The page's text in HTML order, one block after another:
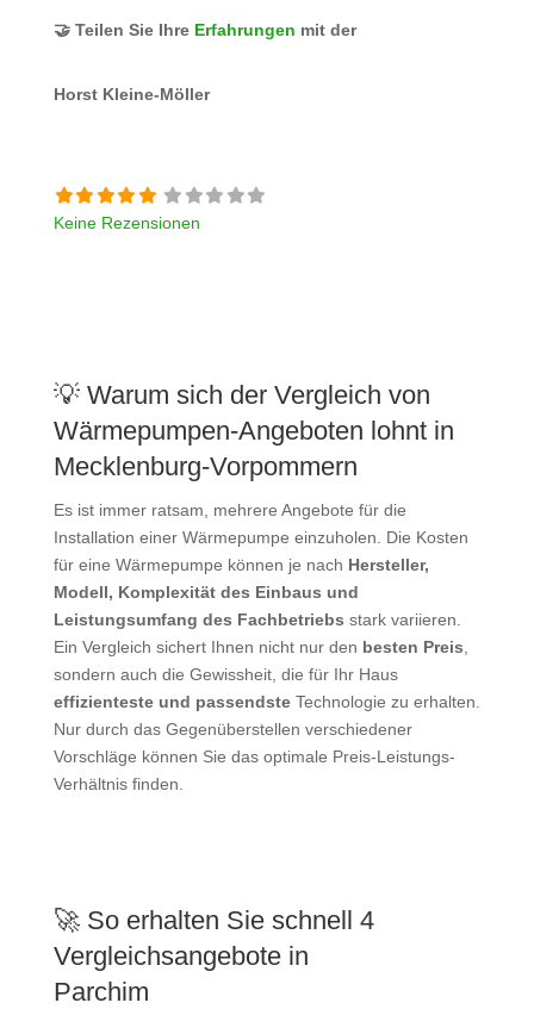
🤝 Teilen Sie Ihre Erfahrungen mit der
Horst Kleine-Möller
Keine Rezensionen
💡 Warum sich der Vergleich von
Wärmepumpen-Angeboten lohnt in
Mecklenburg-Vorpommern
Es ist immer ratsam, mehrere Angebote für die
Installation einer Wärmepumpe einzuholen. Die Kosten
für eine Wärmepumpe können je nach Hersteller,
Modell, Komplexität des Einbaus und
Leistungsumfang des Fachbetriebs stark variieren.
Ein Vergleich sichert Ihnen nicht nur den besten Preis,
sondern auch die Gewissheit, die für Ihr Haus
effizienteste und passendsteTechnologie zu erhalten.
Nur durch das Gegenüberstellen verschiedener
Vorschläge können Sie das optimale Preis-Leistungs-
Verhältnis finden.
🚀 So erhalten Sie schnell 4
Vergleichsangebote in
Parchim